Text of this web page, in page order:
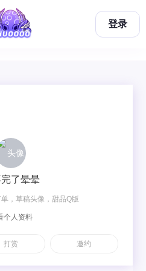
登录
了晕晕
，草稿头像，甜品Q版
个人资料
打赏 邀约